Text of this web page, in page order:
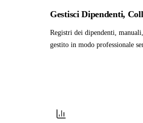
Gestisci Dipendenti,
Registri dei dipendenti,
gestito in modo professionale